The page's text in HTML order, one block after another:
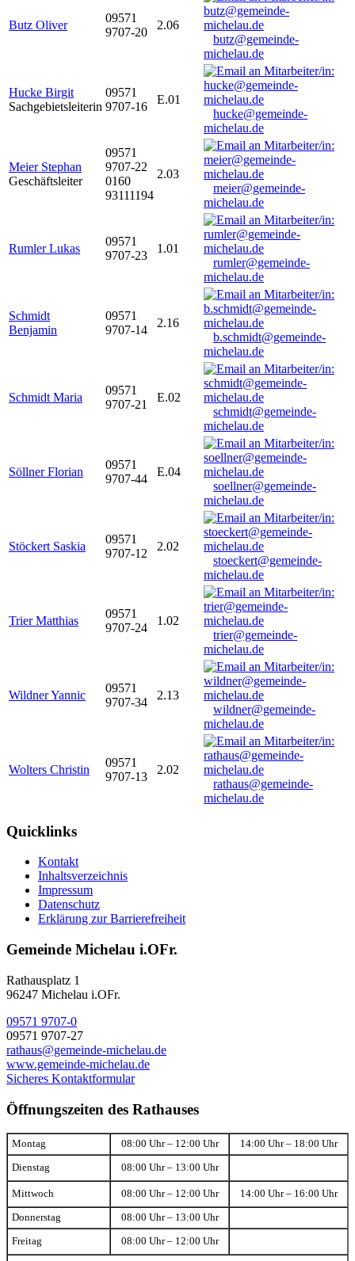
Butz Oliver
09571
9707-20
2.06
butz@gemeinde-
michelau.de
Hucke Birgit
Sachgebietsleiterin
09571
9707-16
E.01
hucke@gemeinde-
michelau.de
Meier Stephan
Geschäftsleiter
09571
9707-22
0160
93111194
2.03
meier@gemeinde-
michelau.de
Rumler Lukas
09571
9707-23
1.01
rumler@gemeinde-
michelau.de
Schmidt
Benjamin
09571
9707-14
2.16
b.schmidt@gemeinde-
michelau.de
Schmidt Maria
09571
9707-21
E.02
schmidt@gemeinde-
michelau.de
Söllner Florian
09571
9707-44
E.04
soellner@gemeinde-
michelau.de
Stöckert Saskia
09571
9707-12
2.02
stoeckert@gemeinde-
michelau.de
Trier Matthias
09571
9707-24
1.02
trier@gemeinde-
michelau.de
Wildner Yannic
09571
9707-34
2.13
wildner@gemeinde-
michelau.de
Wolters Christin
09571
9707-13
2.02
rathaus@gemeinde-
michelau.de
Quicklinks
Kontakt
Inhaltsverzeichnis
Impressum
Datenschutz
Erklärung zur Barrierefreiheit
Gemeinde Michelau i.OFr.
Rathausplatz 1
96247 Michelau i.OFr.
09571 9707-0
09571 9707-27
rathaus@gemeinde-michelau.de
www.gemeinde-michelau.de
Sicheres Kontaktformular
Öffnungszeiten des Rathauses
Montag 08:00 Uhr – 12:00 Uhr 14:00 Uhr – 18:00 Uhr
Dienstag 08:00 Uhr – 13:00 Uhr
Mittwoch 08:00 Uhr – 12:00 Uhr 14:00 Uhr – 16:00 Uhr
Donnerstag 08:00 Uhr – 13:00 Uhr
Freitag 08:00 Uhr – 12:00 Uhr